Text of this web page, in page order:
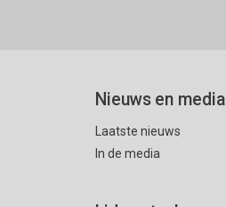
Nieuws en media
Laatste nieuws
In de media